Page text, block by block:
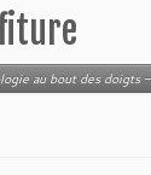
au bout des doigts